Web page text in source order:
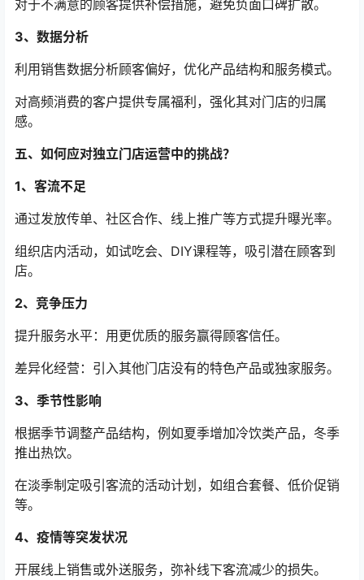
对于不满意的顾客提供补偿措施，避免负面口碑扩散。
3、数据分析
利用销售数据分析顾客偏好，优化产品结构和服务模式。
对高频消费的客户提供专属福利，强化其对门店的归属
感。
五、如何应对独立门店运营中的挑战？
1、客流不足
通过发放传单、社区合作、线上推广等方式提升曝光率。
组织店内活动，如试吃会、DIY课程等，吸引潜在顾客到
店。
2、竞争压力
提升服务水平：用更优质的服务赢得顾客信任。
差异化经营：引入其他门店没有的特色产品或独家服务。
3、季节性影响
根据季节调整产品结构，例如夏季增加冷饮类产品，冬季
推出热饮。
在淡季制定吸引客流的活动计划，如组合套餐、低价促销
等。
4、疫情等突发状况
开展线上销售或外送服务，弥补线下客流减少的损失。